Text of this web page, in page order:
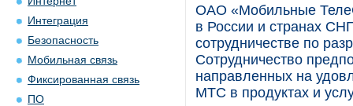
Интеграция
Безопасность
Мобильная связь
Фиксированная связь
ПО
ОАО «Мобильные
в России и странах
сотрудничестве по
Сотрудничество
направленных на
МТС в продуктах и